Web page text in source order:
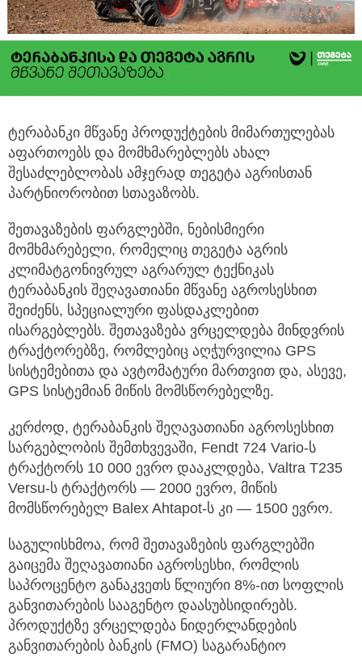
ტერაბანკი მწვანე პროდუქტების მიმართულებას
აფართოებს და მომხმარებლებს ახალ
შესაძლებლობას ამჯერად თეგეტა აგრისთან
პარტნიორობით სთავაზობს.
შეთავაზების ფარგლებში, ნებისმიერი
მომხმარებელი, რომელიც თეგეტა აგრის
კლიმატგონივრულ აგრარულ ტექნიკას
ტერაბანკის შეღავათიანი მწვანე აგროსესხით
შეიძენს, სპეციალური ფასდაკლებით
ისარგებლებს. შეთავაზება ვრცელდება მინდვრის
ტრაქტორებზე, რომლებიც აღჭურვილია GPS
სისტემებითა და ავტომატური მართვით და, ასევე,
GPS სისტემიან მიწის მომსწორებელზე.
კერძოდ, ტერაბანკის შეღავათიანი აგროსესხით
სარგებლობის შემთხვევაში, Fendt 724 Vario-ს
ტრაქტორს 10 000 ევრო დააკლდება, Valtra T235
Versu-ს ტრაქტორს — 2000 ევრო, მიწის
მომსწორებელ Balex Ahtapot-ს კი — 1500 ევრო.
საგულისხმოა, რომ შეთავაზების ფარგლებში
გაიცემა შეღავათიანი აგროსესხი, რომლის
საპროცენტო განაკვეთს წლიური 8%-ით სოფლის
განვითარების სააგენტო დაასუბსიდირებს.
პროდუქტზე ვრცელდება ნიდერლანდების
განვითარების ბანკის (FMO) საგარანტიო